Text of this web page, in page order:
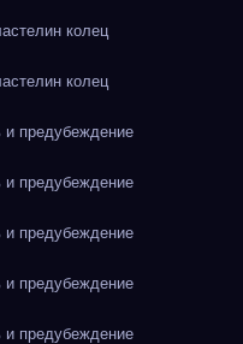
колец
колец
предубеждение
предубеждение
предубеждение
предубеждение
предубеждение